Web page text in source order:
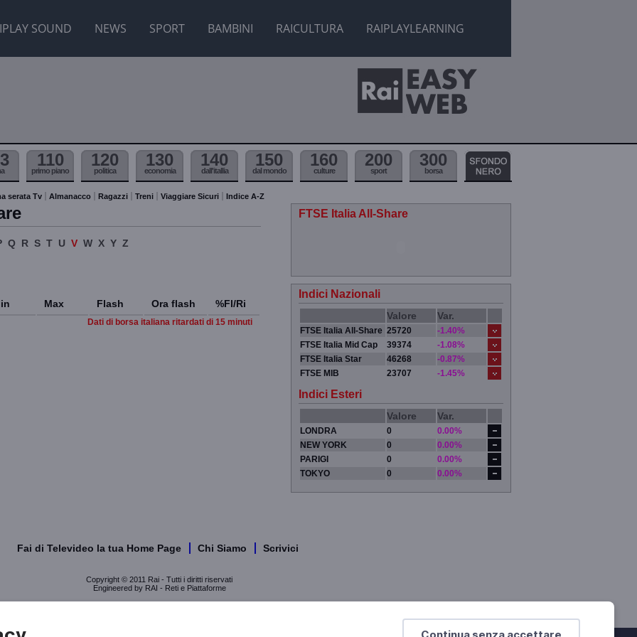
SOUND NEWS SPORT BAMBINI RAICULTURA RAIPLAYLEARNING
Continua senza accettare
110
primo piano
120
politica
130
economia
140
dall'itallia
150
dal mondo
160
culture
200
sport
300
borsa
serata Tv Almanacco Ragazzi Treni Viaggiare Sicuri Indice A-Z
Q R S T U V W X Y Z
Max Flash Ora flash %Fl/Ri
Dati di borsa italiana ritardati di 15 minuti
FTSE Italia All-Share
Indici Nazionali
Valore Var.
FTSE Italia All-Share 25720
-1.40%
FTSE Italia Mid Cap
39374
-1.08%
FTSE Italia Star
46268
-0.87%
FTSE MIB
23707 -1.45%
Indici Esteri
Valore Var.
LONDRA 0
0.00%
NEW YORK
0
0.00%
PARIGI
0
0.00%
TOKYO
0 0.00%
Fai di Televideo la tua Home Page Chi Siamo Scrivici
Copyright © 2011 Rai - Tutti i diritti riservati
Engineered by RAI - Reti e Piattaforme